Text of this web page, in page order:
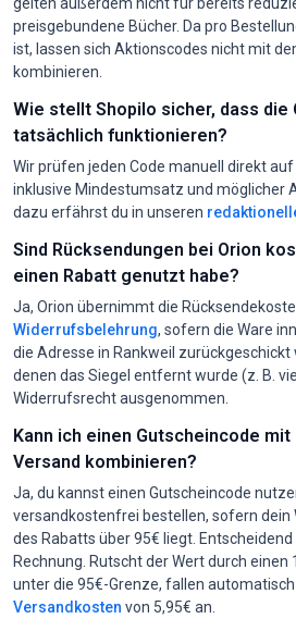
preisgebundene Bücher. Da pro
ist, lassen sich Aktionscodes nicht mit
kombinieren.
Wie stellt Shopilo sicher, dass die
tatsächlich funktionieren?
Wir prüfen jeden Code manuell direkt
inklusive Mindestumsatz und möglicher
dazu erfährst du in unseren
Sind Rücksendungen bei Orion
einen Rabatt genutzt habe?
Ja, Orion übernimmt die
Widerrufsbelehrung, sofern die Ware
die Adresse in Rankweil zurückgeschickt
denen das Siegel entfernt wurde (z. B.
Widerrufsrecht ausgenommen.
Kann ich einen Gutscheincode
Versand kombinieren?
Ja, du kannst einen Gutscheincode
versandkostenfrei bestellen, sofern dein
des Rabatts über 95€ liegt.
Rechnung. Rutscht der Wert durch einen
unter die 95€-Grenze, fallen
Versandkosten von 5,95€ an.